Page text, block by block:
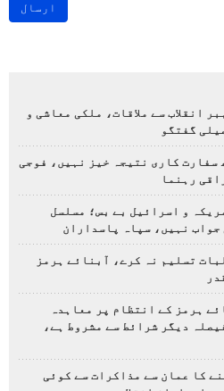
ارسال
انقلاب سے ملاقات، ملکی معاشی و
گفتگو
سفارت کاری نتیجہ خیز نہیں، فوجی
رہنما
و اسرائیل بے بس؛ مسلسل
جواب نہیں، سپاہ پاسداران
تسلیم نہ کرے، آبنائے ہرمز
ہرمز کے انتظام پر معاہدہ
دیگر شرائط سے مشروط ہے،
کا عمان سے مذاکرات سے کوئی